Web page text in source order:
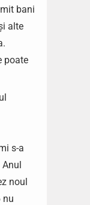
bani
alte
poate
s-a
noul
nu